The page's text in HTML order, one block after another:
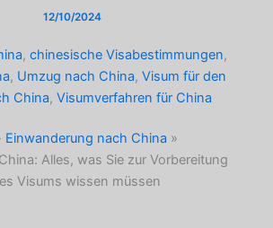
12/10/2024
, chinesische Visabestimmungen,
, Umzug nach China, Visum für den
China, Visumverfahren für China
Einwanderung nach China
Alles, was Sie zur Vorbereitung
Visums wissen müssen